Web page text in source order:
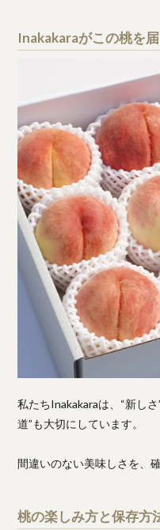
Inakakaraがこの桃を
私たちInakakaraは、“新し
道”も大切にしています。
間違いのない美味しさを、
桃の楽しみ方と保存方